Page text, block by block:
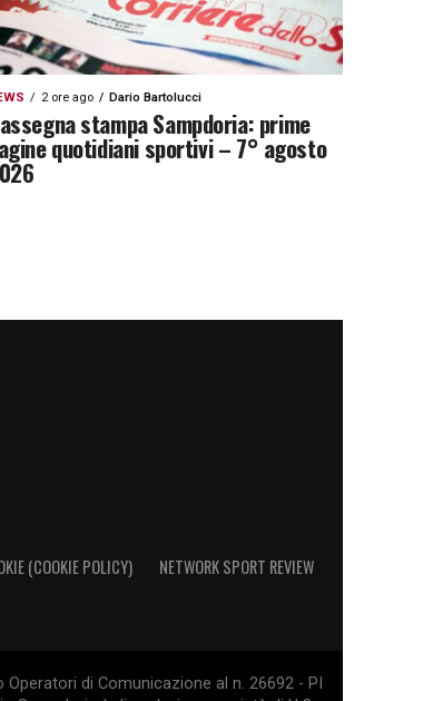
2 ore ago Dario Bartolucci
stampa Sampdoria: prime
quotidiani sportivi – 7° agosto
(COOKIE POLICY) NETWORK SPORT REVIEW
di Comunicazione al n. 26692 - PI